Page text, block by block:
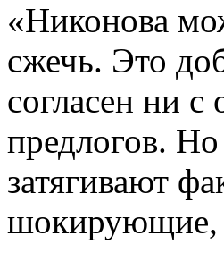
«Никонова
сжечь. Это
согласен ни
предлогов.
затягивают
шокирующие,